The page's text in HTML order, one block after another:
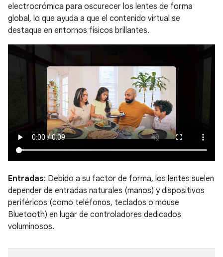
electrocrómica para oscurecer los lentes de forma
global, lo que ayuda a que el contenido virtual se
destaque en entornos físicos brillantes.
Entradas: Debido a su factor de forma, los lentes suelen
depender de entradas naturales (manos) y dispositivos
periféricos (como teléfonos, teclados o mouse
Bluetooth) en lugar de controladores dedicados
voluminosos.